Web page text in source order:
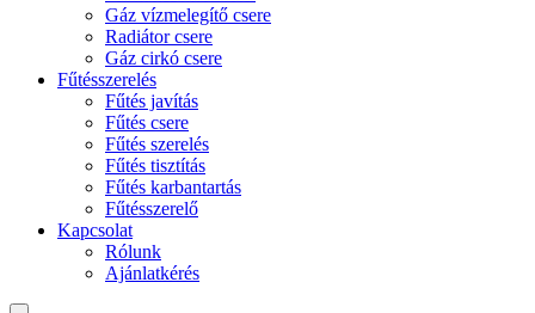
Gáz vízmelegítő csere
Radiátor csere
Gáz cirkó csere
Fűtésszerelés
Fűtés javítás
Fűtés csere
Fűtés szerelés
Fűtés tisztítás
Fűtés karbantartás
Fűtésszerelő
Kapcsolat
Rólunk
Ajánlatkérés